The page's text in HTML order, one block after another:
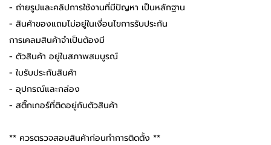
- ถ่ายรูปและคลิปการใช้งานที่มีปัญหา เป็นหลักฐาน
- สินค้าของแถมไม่อยู่ในเงื่อนไขการรับประกัน
การเคลมสินค้าจำเป็นต้องมี
- ตัวสินค้า อยู่ในสภาพสมบูรณ์
- ใบรับประกันสินค้า
- อุปกรณ์และกล่อง
- สติ๊กเกอร์ที่ติดอยู่กับตัวสินค้า
** ควรตรวจสอบสินค้าก่อนทำการติดตั้ง **